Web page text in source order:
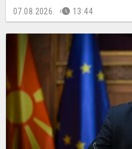
07.08.2026. 13:44